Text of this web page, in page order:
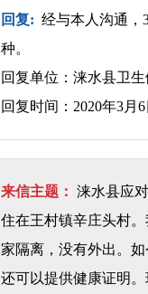
回复: 经与本人沟通，
种。
回复单位：涞水县卫
回复时间：2020年3月6
来信主题： 涞水县应
住在王村镇辛庄头村
家隔离，没有外出。
还可以提供健康证明